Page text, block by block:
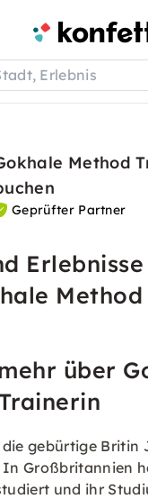
Erlebnis
Method
Geprüfter Partner
über
die gebürtige Britin
Großbritannien
und ihr